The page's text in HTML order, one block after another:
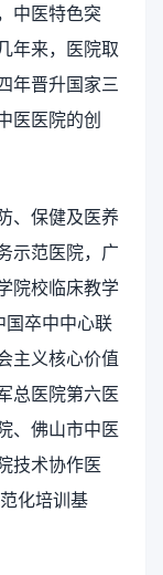
中医特色突
年来，医院取
年晋升国家三
医医院的创
、保健及医养
示范医院，广
院校临床教学
国卒中中心联
主义核心价值
总医院第六医
、佛山市中医
技术协作医
化培训基